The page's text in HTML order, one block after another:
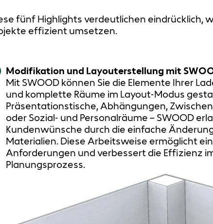
fünf Highlights verdeutlichen eindrücklich,
effizient umsetzen.
Modifikation und Layouterstellung mit
Mit SWOOD können Sie die Elemente Ihrer
und komplette Räume im Layout-Modus
Präsentationstische, Abhängungen,
oder Sozial- und Personalräume – SWOOD
Kundenwünsche durch die einfache
Materialien. Diese Arbeitsweise ermöglicht
Anforderungen und verbessert die Effizienz
Planungsprozess.